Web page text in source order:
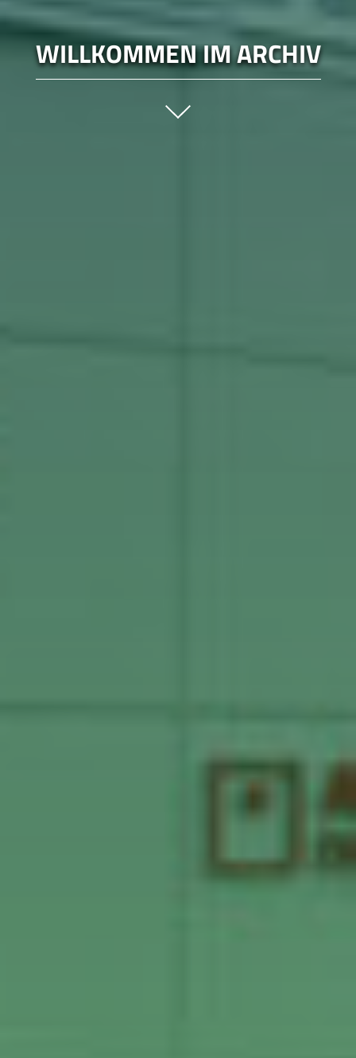
WILLKOMMEN IM ARCHIV